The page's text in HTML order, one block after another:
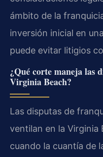
ámbito de la
inversión inicial en
puede evitar litigios
¿Qué corte maneja las
Virginia Beach?
Las disputas de
ventilan en la Virginia
cuando la cuantía de